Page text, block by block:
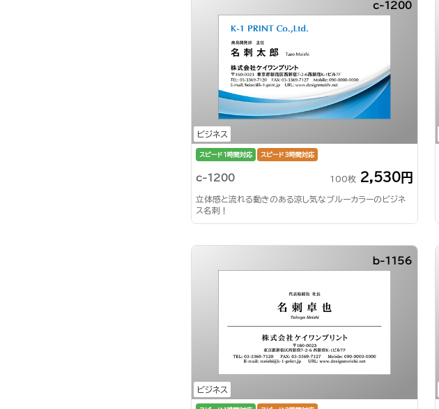
ビジネス
c-1200
スピード1時間対応 スピード3時間対応
c-1200 100枚 2,530円
立体感と流れる動きのある涼し気なブルーカラーのビジネ
ス名刺！
ビジネス
b-1156